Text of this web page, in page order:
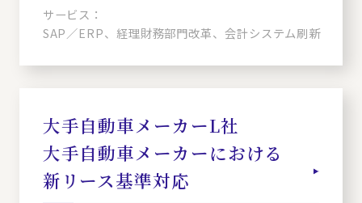
サービス：
SAP／ERP、経理財務部門改革、会計システム刷新
大手自動車メーカーL社
大手自動車メーカーにおける
新リース基準対応